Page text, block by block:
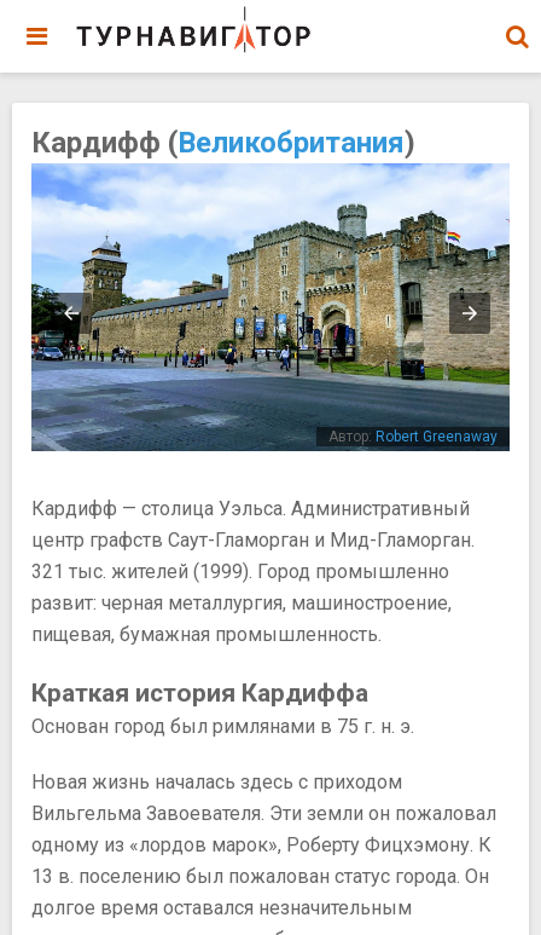
Кардифф (Великобритания)
Автор: Robert Greenaway
Кардифф — столица Уэльса. Административный
центр графств Саут-Гламорган и Мид-Гламорган.
321 тыс. жителей (1999). Город промышленно
развит: черная металлургия, машиностроение,
пищевая, бумажная промышленность.
Краткая история Кардиффа
Основан город был римлянами в 75 г. н. э.
Новая жизнь началась здесь с приходом
Вильгельма Завоевателя. Эти земли он пожаловал
одному из «лордов марок», Роберту Фицхэмону. К
13 в. поселению был пожалован статус города. Он
долгое время оставался незначительным